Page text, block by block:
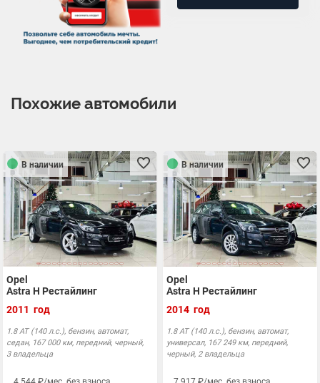
Похожие автомобили
В наличии
Opel
Astra H Рестайлинг
2011 год
1.8 АТ (140 л.с.), бензин, автомат,
седан, 167 000 км, передний, черный,
3 владельца
В наличии
Opel
Astra H Рестайлинг
2014 год
1.8 АТ (140 л.с.), бензин, автомат,
универсал, 167 249 км, передний,
черный, 2 владельца